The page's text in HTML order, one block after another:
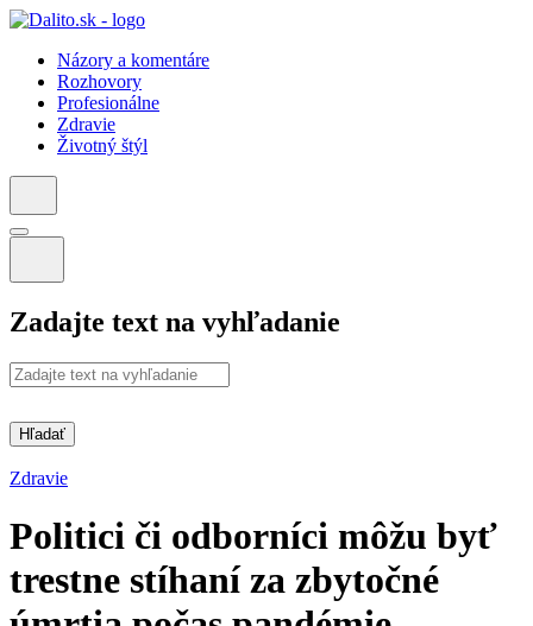
Názory a komentáre
Rozhovory
Profesionálne
Zdravie
Životný štýl
Zadajte text na vyhľadanie
Hľadať
Zdravie
Politici či odborníci môžu byť
trestne stíhaní za zbytočné